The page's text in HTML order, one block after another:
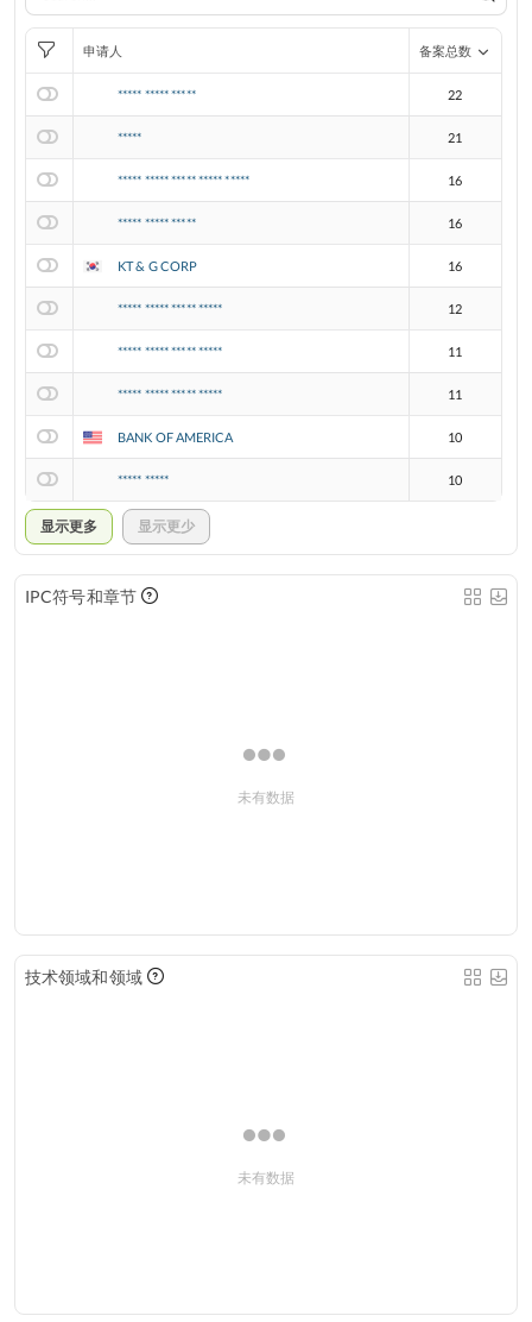
申请人 备案总数
***** ***** ***** 22
***** 21
***** ***** ***** ***** ***** 16
***** ***** ***** 16
KT & G CORP 16
***** ***** ***** ***** 12
***** ***** ***** ***** 11
***** ***** ***** ***** 11
BANK OF AMERICA 10
***** ***** 10
显示更多 显示更少
IPC符号和章节
未有数据
技术领域和领域
未有数据